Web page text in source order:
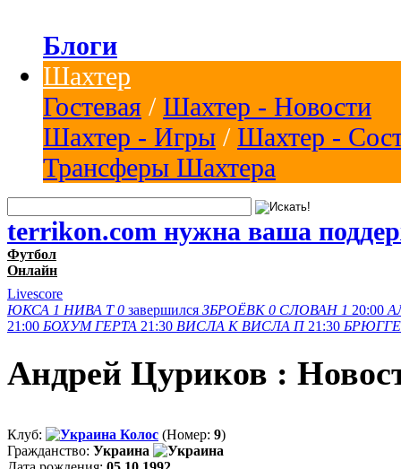
Блоги
Шахтер
Гостевая / Шахтер - Новости
Шахтер - Игры / Шахтер -
Трансферы Шахтера
terrikon.com нужна ваша
Футбол
Онлайн
Livescore
ЮКСА 1 НИВА Т 0 завершился ЗБРОЁВК 0 СЛОВАН 1 20:00
21:00 БОХУМ ГЕРТА 21:30 ВИСЛА K ВИСЛА П 21:30 БРЮГГЕ
Андрей Цуриков :
Клуб: Колос (Номер: 9)
Гражданство: Украина